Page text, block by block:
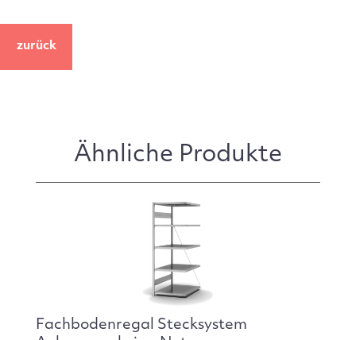
zurück
Ähnliche Produkte
Fachbodenregal Stecksystem